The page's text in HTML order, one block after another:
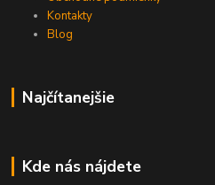
Kontakty
Blog
Najčítanejšie
Kde nás nájdete